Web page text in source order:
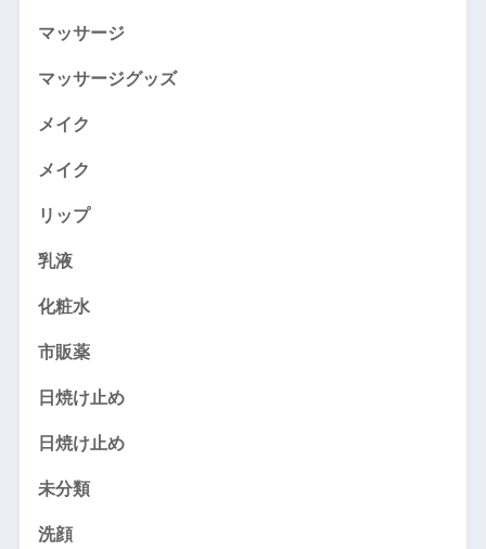
マッサージ
マッサージグッズ
メイク
メイク
リップ
乳液
化粧水
市販薬
日焼け止め
日焼け止め
未分類
洗顔